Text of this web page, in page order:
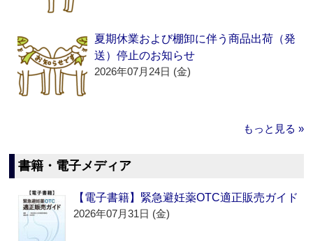
夏期休業および棚卸に伴う商品出荷（発
送）停止のお知らせ
2026年07月24日 (金)
もっと見る »
書籍・電子メディア
【電子書籍】緊急避妊薬OTC適正販売ガイド
2026年07月31日 (金)